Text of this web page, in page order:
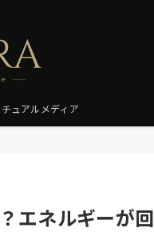
ュアルメディア
エネルギーが回